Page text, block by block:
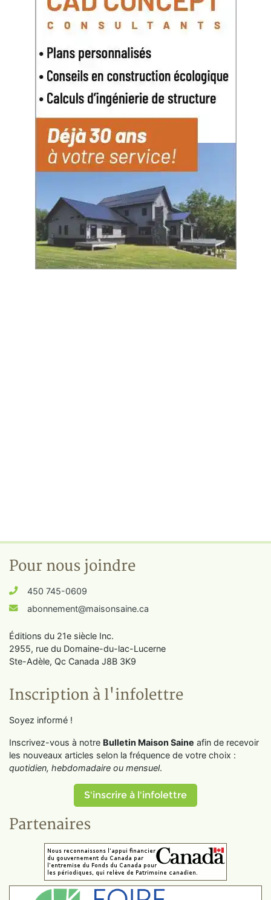
Pour nous joindre
450 745-0609
abonnement@maisonsaine.ca
Éditions du 21e siècle Inc.
2955, rue du Domaine-du-lac-Lucerne
Ste-Adèle, Qc Canada J8B 3K9
Inscription à l'infolettre
Soyez informé !
Inscrivez-vous à notre Bulletin Maison Saine afin de recevoir
les nouveaux articles selon la fréquence de votre choix :
quotidien, hebdomadaire ou mensuel.
S'inscrire à l'infolettre
Partenaires